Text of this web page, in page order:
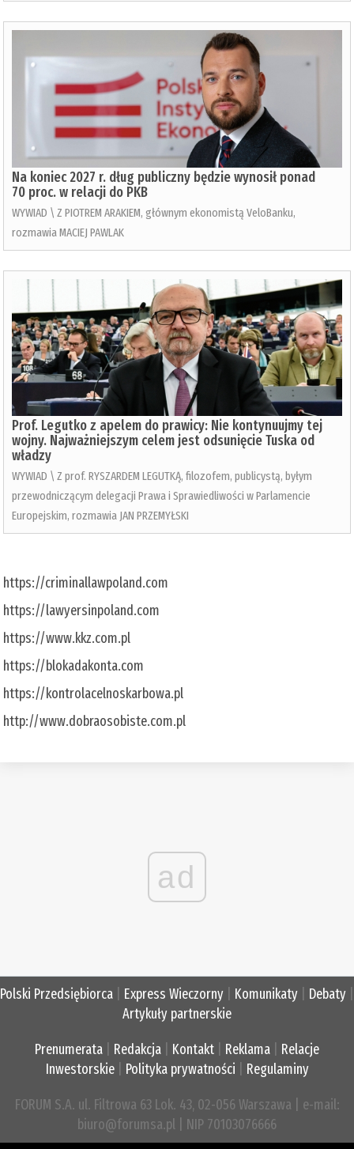
Na koniec 2027 r. dług publiczny będzie wynosił ponad
70 proc. w relacji do PKB
WYWIAD \ Z PIOTREM ARAKIEM, głównym ekonomistą VeloBanku,
rozmawia MACIEJ PAWLAK
Prof. Legutko z apelem do prawicy: Nie kontynuujmy tej
wojny. Najważniejszym celem jest odsunięcie Tuska od
władzy
WYWIAD \ Z prof. RYSZARDEM LEGUTKĄ, filozofem, publicystą, byłym
przewodniczącym delegacji Prawa i Sprawiedliwości w Parlamencie
Europejskim, rozmawia JAN PRZEMYŁSKI
https://criminallawpoland.com
https://lawyersinpoland.com
https://www.kkz.com.pl
https://blokadakonta.com
https://kontrolacelnoskarbowa.pl
http://www.dobraosobiste.com.pl
ad
Polski Przedsiębiorca Express Wieczorny Komunikaty Debaty
Artykuły partnerskie
Prenumerata Redakcja Kontakt Reklama
Relacje
Inwestorskie| Polityka prywatności Regulaminy
FORUM S.A. ul. Filtrowa 63 Lok. 43, 02-056 Warszawa | e-mail:
biuro@forumsa.pl | NIP 70103076666